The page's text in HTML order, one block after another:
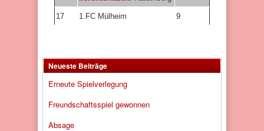
17 1.FC Mülheim 9
Neueste Beiträge
Erneute Spielverlegung
Freundschaftsspiel gewonnen
Absage